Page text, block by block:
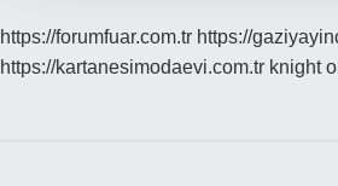
https://forumfuar.com.tr https://
https://kartanesimodaevi.com.tr knight